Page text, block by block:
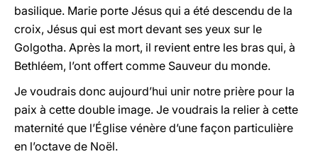
basilique. Marie porte Jésus qui a été descendu de la
croix, Jésus qui est mort devant ses yeux sur le
Golgotha. Après la mort, il revient entre les bras qui, à
Bethléem, l’ont offert comme Sauveur du monde.
Je voudrais donc aujourd’hui unir notre prière pour la
paix à cette double image. Je voudrais la relier à cette
maternité que l’Église vénère d’une façon particulière
en l’octave de Noël.